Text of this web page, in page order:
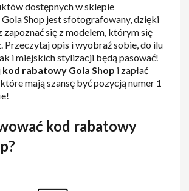
dostępnych w sklepie
Shop jest sfotografowany, dzięki
zapoznać się z modelem, którym się
Przeczytaj opis i wyobraź sobie, do ilu
i miejskich stylizacji będą pasować!
kod rabatowy Gola Shop i zapłać
mają szansę być pozycją numer 1
kod rabatowy